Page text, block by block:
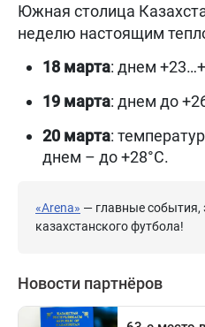
Южная столица
неделю настоящим
18 марта: днем
19 марта: днем до
20 марта:
днем – до +28°С.
«Arena» — главные
казахстанского футбола!